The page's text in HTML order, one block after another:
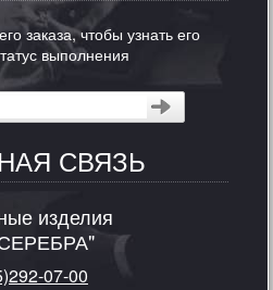
заказа, чтобы узнать его
выполнения
СВЯЗЬ
изделия
07-00